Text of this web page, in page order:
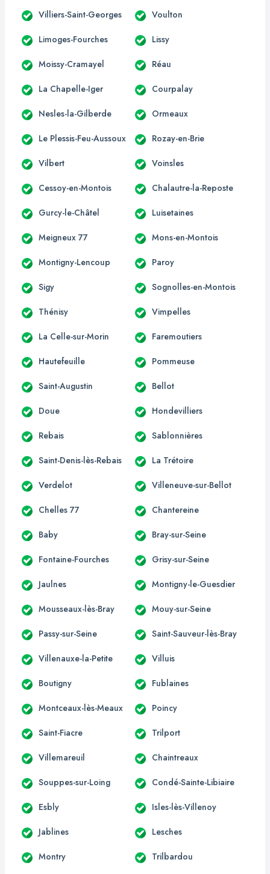
Villiers-Saint-Georges Voulton
Limoges-Fourches Lissy
Moissy-Cramayel Réau
La Chapelle-Iger Courpalay
Nesles-la-Gilberde Ormeaux
Le Plessis-Feu-Aussoux Rozay-en-Brie
Vilbert Voinsles
Cessoy-en-Montois Chalautre-la-Reposte
Gurcy-le-Châtel Luisetaines
Meigneux 77 Mons-en-Montois
Montigny-Lencoup Paroy
Sigy Sognolles-en-Montois
Thénisy Vimpelles
La Celle-sur-Morin Faremoutiers
Hautefeuille Pommeuse
Saint-Augustin Bellot
Doue Hondevilliers
Rebais Sablonnières
Saint-Denis-lès-Rebais La Trétoire
Verdelot Villeneuve-sur-Bellot
Chelles 77 Chantereine
Baby Bray-sur-Seine
Fontaine-Fourches Grisy-sur-Seine
Jaulnes Montigny-le-Guesdier
Mousseaux-lès-Bray Mouy-sur-Seine
Passy-sur-Seine Saint-Sauveur-lès-Bray
Villenauxe-la-Petite Villuis
Boutigny Fublaines
Montceaux-lès-Meaux Poincy
Saint-Fiacre Trilport
Villemareuil Chaintreaux
Souppes-sur-Loing Condé-Sainte-Libiaire
Esbly Isles-lès-Villenoy
Jablines Lesches
Montry Trilbardou